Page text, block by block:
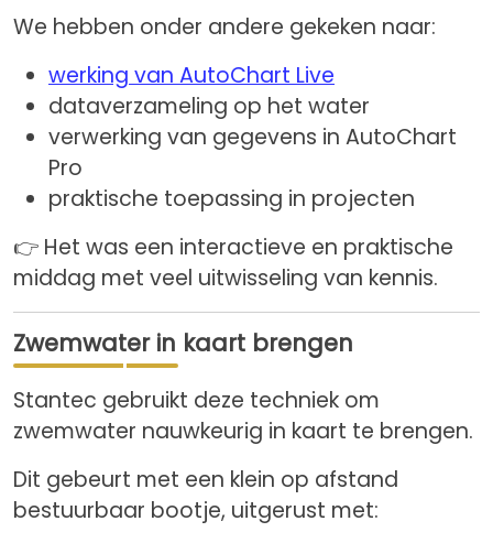
We hebben onder andere gekeken naar:
werking van AutoChart Live
dataverzameling op het water
verwerking van gegevens in AutoChart
Pro
praktische toepassing in projecten
👉 Het was een interactieve en praktische
middag met veel uitwisseling van kennis.
Zwemwater in kaart brengen
Stantec gebruikt deze techniek om
zwemwater nauwkeurig in kaart te brengen.
Dit gebeurt met een klein op afstand
bestuurbaar bootje, uitgerust met: